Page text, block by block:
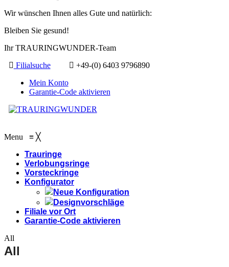
Wir wünschen Ihnen alles Gute und natürlich:
Bleiben Sie gesund!
Ihr TRAURINGWUNDER-Team
Filialsuche
+49-(0) 6403 9796890
Mein Konto
Garantie-Code aktivieren
Menu ≡ ╳
Trauringe
Verlobungsringe
Vorsteckringe
Konfigurator
Neue Konfiguration
Designvorschläge
Filiale vor Ort
Garantie-Code aktivieren
All
All